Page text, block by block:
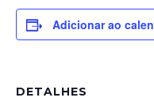
Adicionar ao
DETALHES